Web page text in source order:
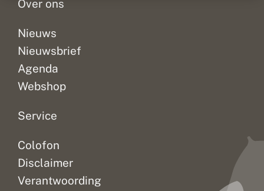
Over ons
Nieuws
Nieuwsbrief
Agenda
Webshop
Service
Colofon
Disclaimer
Verantwoording